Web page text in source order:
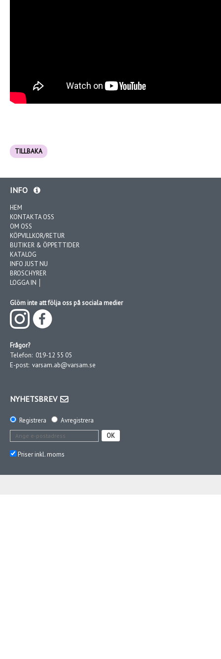
TILLBAKA
INFO
HEM
KONTAKTA OSS
OM OSS
KÖPVILLKOR/RETUR
BUTIKER & ÖPPETTIDER
KATALOG
INFO JUST NU
BROSCHYRER
LOGGA IN │
Glöm inte att följa oss på sociala medier
Frågor?
Telefon: 019-12 55 05
E-post: varsam.ab@varsam.se
NYHETSBREV
Registrera
Avregistrera
OK
Priser inkl. moms